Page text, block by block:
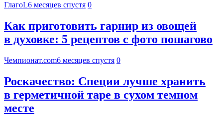
ГлагоL6 месяцев спустя 0
Как приготовить гарнир из овощей
в духовке: 5 рецептов с фото пошагово
Чемпионат.com6 месяцев спустя 0
Роскачество: Специи лучше хранить
в герметичной таре в сухом темном
месте